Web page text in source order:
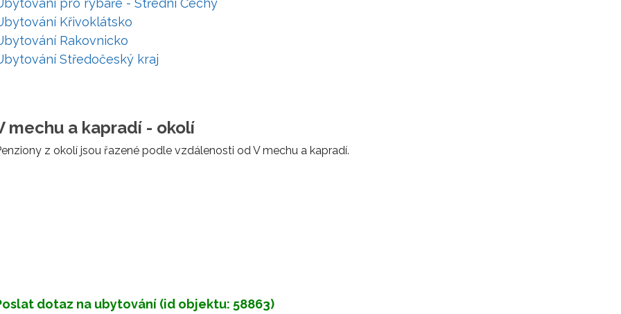
pro rybáře - Střední Čechy
Křivoklátsko
Rakovnicko
Středočeský kraj
mechu a kapradí - okolí
z okolí jsou řazené podle vzdálenosti od V mechu a kapradí.
dotaz na ubytování (id objektu: 58863)